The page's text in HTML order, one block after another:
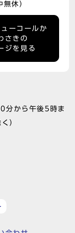
休）
ーコールか
さきの
ジを見る
分から午後5時ま
）